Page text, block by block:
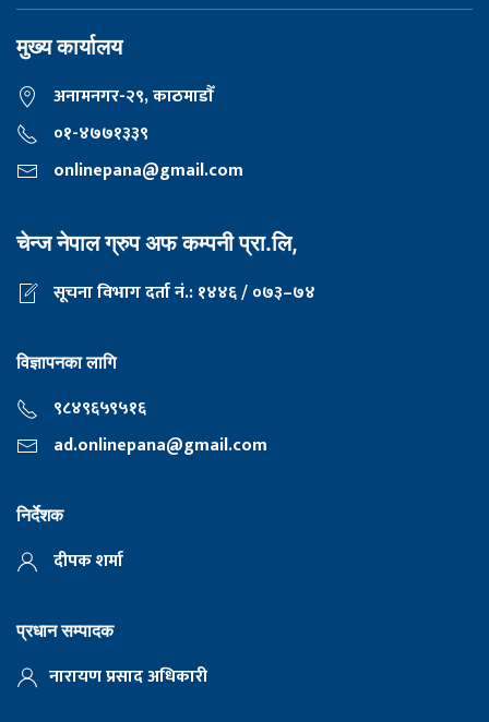
मुख्य कार्यालय
अनामनगर-२९, काठमाडाैँ
०१-४७७१३३९
onlinepana@gmail.com
चेन्ज नेपाल ग्रुप अफ कम्पनी प्रा.लि,
सूचना विभाग दर्ता नं.: १४४६ / ०७३–७४
विज्ञापनका लागि
९८४९६५९५१६
ad.onlinepana@gmail.com
निर्देशक
दीपक शर्मा
प्रधान सम्पादक
नारायण प्रसाद अधिकारी